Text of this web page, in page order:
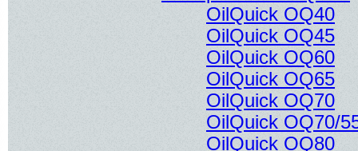
OilQuick OQ40
OilQuick OQ45
OilQuick OQ60
OilQuick OQ65
OilQuick OQ70
OilQuick OQ70/
OilQuick OQ80